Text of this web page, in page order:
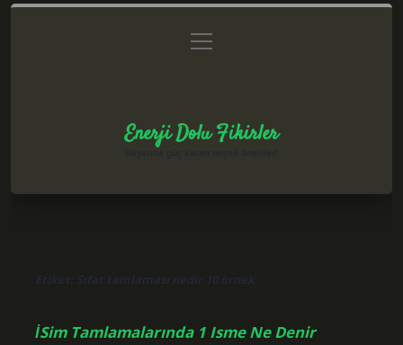
Gizlilik Politikası
menüyü
aç
Enerji Dolu Fikirler
Etiket: Sıfat tamlaması nedir 10 örnek
İSim Tamlamalarında 1 Isme Ne Denir